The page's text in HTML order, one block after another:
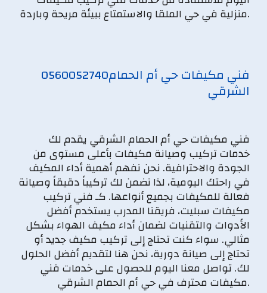
منزلية في حي الملقا والاستمتاع ببيئة مريحة وباردة.
0560052740فني مكيفات حي أم الحمام
الشرقي
فني مكيفات حي أم الحمام الشرقي يقدم لك
خدمات تركيب وصيانة مكيفات بأعلى مستوى من
الجودة والاحترافية. نحن نفهم أهمية أداء المكيف
في راحتك اليومية، لذا نضمن لك تركيباً دقيقاً وصيانة
فعالة للمكيفات بجميع أنواعها. كـ فني تركيب
مكيفات سبليت، فريقنا المدرب يستخدم أفضل
الأدوات والتقنيات لضمان أداء مكيف الهواء بشكل
مثالي. سواء كنت تحتاج إلى تركيب مكيف جديد أو
تحتاج إلى صيانة دورية، نحن هنا لتقديم أفضل الحلول
لك. تواصل معنا اليوم للحصول على خدمات فني
مكيفات محترف في حي أم الحمام الشرقي.